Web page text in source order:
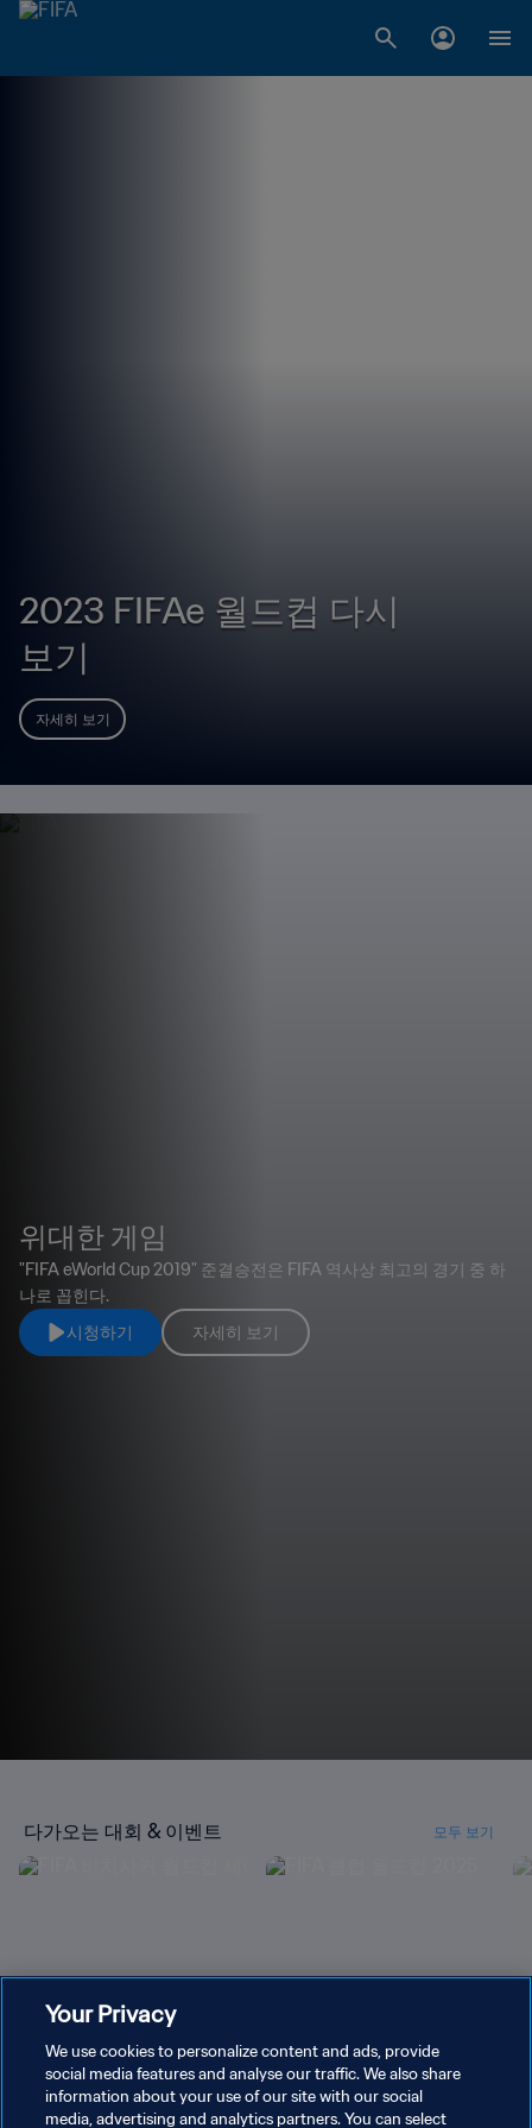
2023 FIFAe 월드컵 다시
보기
자세히 보기
위대한 게임
"FIFA eWorld Cup 2019" 준결승전은 FIFA 역사상 최고의 경기 중 하
나로 꼽힌다.
시청하기
자세히 보기
다가오는 대회 & 이벤트 모두 보기
FIFA 비치사커 월드컵 세이셸
Your Privacy
We use cookies to personalize content and ads, provide
social media features and analyse our traffic. We also share
information about your use of our site with our social
media, advertising and analytics partners. You can select